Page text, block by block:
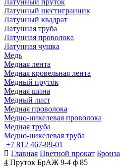
Латунный пруток
Латунный шестигранник
Латунный квадрат
Латунная труба
Латунная проволока
Латунная чушка
Медь
Медная лента
Медная кровельная лента
Медный пруток
Медная шина
Медный лист
Медная проволока
Медно-никелевая проволока
Медная труба
Медно-никелевая труба
+7 812 467-99-01
Главная Цветной прокат Бронза
4 Пруток БрАЖ 9-4 ф 85